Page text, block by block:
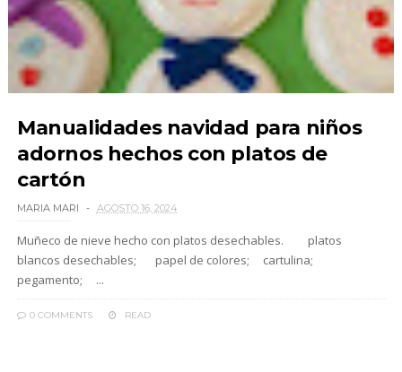
Manualidades navidad para niños
adornos hechos con platos de
cartón
MARIA MARI AGOSTO 16, 2024
Muñeco de nieve hecho con platos desechables. platos
blancos desechables; papel de colores; cartulina;
pegamento; ...
0 COMMENTS READ